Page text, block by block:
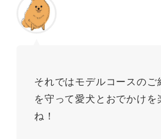
それではモデルコースのご
を守って愛犬とおでかけ
ね！